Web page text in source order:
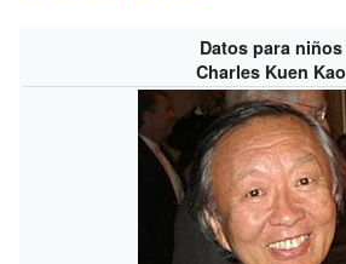
Datos para niños
Charles Kuen Kao